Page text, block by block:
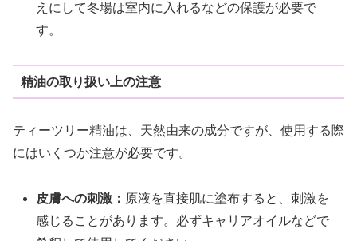
えにして冬場は室内に入れるなどの保護が必要で
す。
精油の取り扱い上の注意
ティーツリー精油は、天然由来の成分ですが、使用する際
にはいくつか注意が必要です。
皮膚への刺激： 原液を直接肌に塗布すると、刺激を
感じることがあります。必ずキャリアオイルなどで